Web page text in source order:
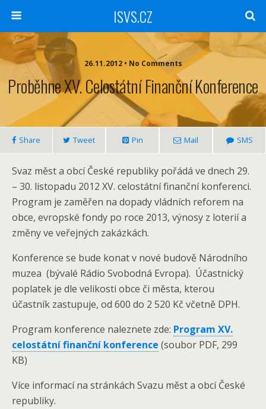
ISVS.CZ
26.11.2012 • No Comments
Proběhne XV. Celostátní Finanční Konference
Share Tweet Pin Mail SMS
Svaz měst a obcí České republiky pořádá ve dnech 29.
– 30. listopadu 2012 XV. celostátní finanční konferenci.
Program je zaměřen na dopady vládních reforem na
obce, evropské fondy po roce 2013, výnosy z loterií a
změny ve veřejných zakázkách.
Konference se bude konat v nové budově Národního
muzea (bývalé Rádio Svobodná Evropa). Účastnický
poplatek je dle velikosti obce či města, kterou
účastník zastupuje, od 600 do 2 520 Kč včetně DPH.
Program konference naleznete zde: Program XV.
celostátní finanční konference (soubor PDF, 299
KB)
Více informací na stránkách Svazu měst a obcí České
republiky.